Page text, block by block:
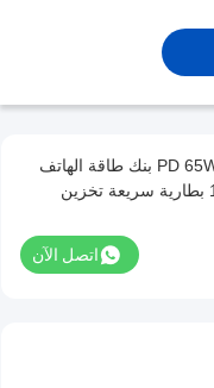
شاشة LED رقمية PD 65W بنك طاقة الهاتف
اتصل الآن